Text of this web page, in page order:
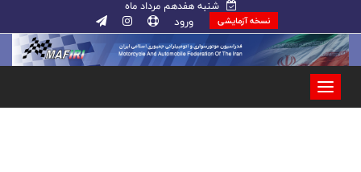
شنبه هفدهم مرداد ماه
نسخه آزمایشی ورود